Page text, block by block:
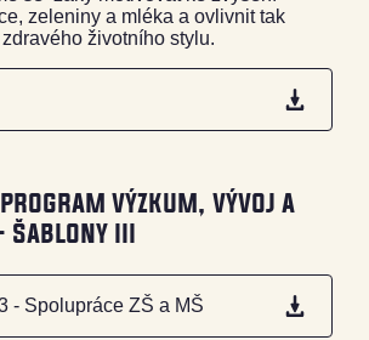
zeleniny a mléka a ovlivnit tak
životního stylu.
výzkum, vývoj a
šablony iii
- Spolupráce ZŠ a MŠ